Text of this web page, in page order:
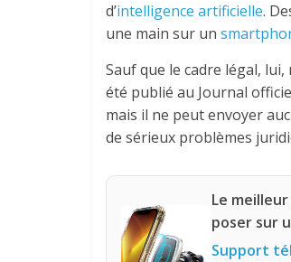
d’intelligence artificielle.
une main sur un
Sauf que le cadre légal,
été publié au Journal
mais il ne peut envoyer
de sérieux problèmes
Le
poser sur
Support